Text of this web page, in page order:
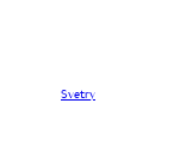
Svetry